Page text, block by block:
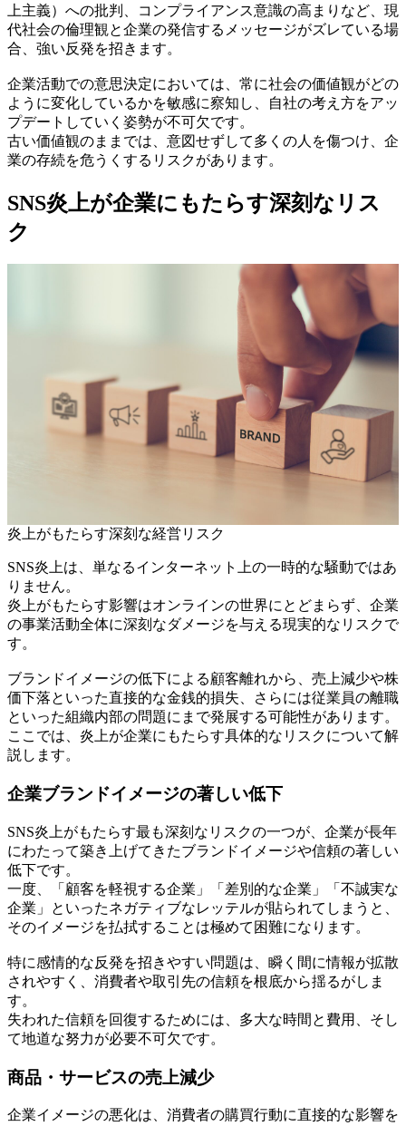
上主義）への批判、コンプライアンス意識の高まりなど、現
代社会の倫理観と企業の発信するメッセージがズレている場
合、強い反発を招きます。
企業活動での意思決定においては、常に社会の価値観がどの
ように変化しているかを敏感に察知し、自社の考え方をアッ
プデートしていく姿勢が不可欠です。
古い価値観のままでは、意図せずして多くの人を傷つけ、企
業の存続を危うくするリスクがあります。
SNS炎上が企業にもたらす深刻なリス
ク
炎上がもたらす深刻な経営リスク
SNS炎上は、単なるインターネット上の一時的な騒動ではあ
りません。
炎上がもたらす影響はオンラインの世界にとどまらず、企業
の事業活動全体に深刻なダメージを与える現実的なリスクで
す。
ブランドイメージの低下による顧客離れから、売上減少や株
価下落といった直接的な金銭的損失、さらには従業員の離職
といった組織内部の問題にまで発展する可能性があります。
ここでは、炎上が企業にもたらす具体的なリスクについて解
説します。
企業ブランドイメージの著しい低下
SNS炎上がもたらす最も深刻なリスクの一つが、企業が長年
にわたって築き上げてきたブランドイメージや信頼の著しい
低下です。
一度、「顧客を軽視する企業」「差別的な企業」「不誠実な
企業」といったネガティブなレッテルが貼られてしまうと、
そのイメージを払拭することは極めて困難になります。
特に感情的な反発を招きやすい問題は、瞬く間に情報が拡散
されやすく、消費者や取引先の信頼を根底から揺るがしま
す。
失われた信頼を回復するためには、多大な時間と費用、そし
て地道な努力が必要不可欠です。
商品・サービスの売上減少
企業イメージの悪化は、消費者の購買行動に直接的な影響を